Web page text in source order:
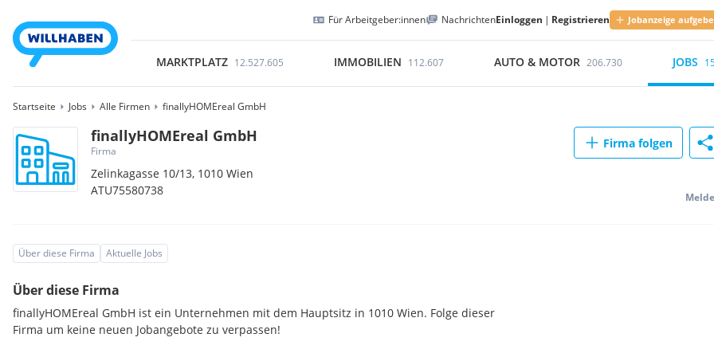
Für Arbeitgeber:innen NachrichtenEinloggen | Registrieren Jobanzeige
MARKTPLATZ 12.527.605 IMMOBILIEN 112.607 AUTO & MOTOR 206.730 JOBS
Startseite Jobs Alle Firmen finallyHOMEreal GmbH
finallyHOMEreal GmbH
Firma
Zelinkagasse 10/13, 1010Wien
ATU75580738
Firma folgen
Über diese Firma Aktuelle Jobs
Über diese Firma
finallyHOMEreal GmbH ist ein Unternehmen mit dem Hauptsitz in 1010 Wien. Folge dieser
Firma um keine neuen Jobangebote zu verpassen!